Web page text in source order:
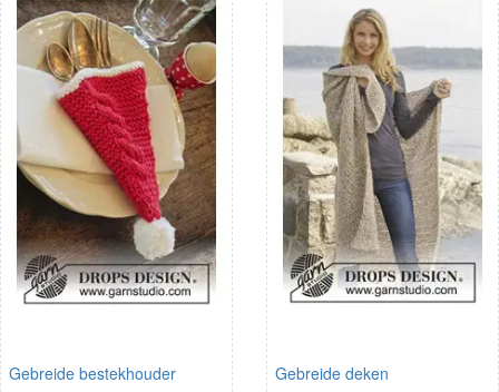
Gebreide bestekhouder Gebreide deken